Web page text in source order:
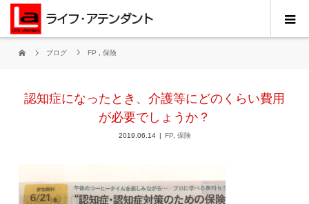
ブログ FP ,保険
認知症になったとき、介護等にどのくらい費用
が必要でしょうか？
2019.06.14 FP, 保険